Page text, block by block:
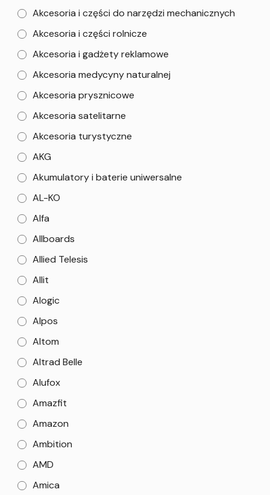
Akcesoria i części do narzędzi mechanicznych
Akcesoria i części rolnicze
Akcesoria i gadżety reklamowe
Akcesoria medycyny naturalnej
Akcesoria prysznicowe
Akcesoria satelitarne
Akcesoria turystyczne
AKG
Akumulatory i baterie uniwersalne
AL-KO
Alfa
Allboards
Allied Telesis
Allit
Alogic
Alpos
Altom
Altrad Belle
Alufox
Amazfit
Amazon
Ambition
AMD
Amica